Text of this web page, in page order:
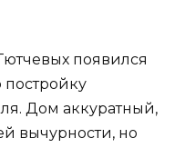
появился
постройку
Дом аккуратный,
вычурности, но